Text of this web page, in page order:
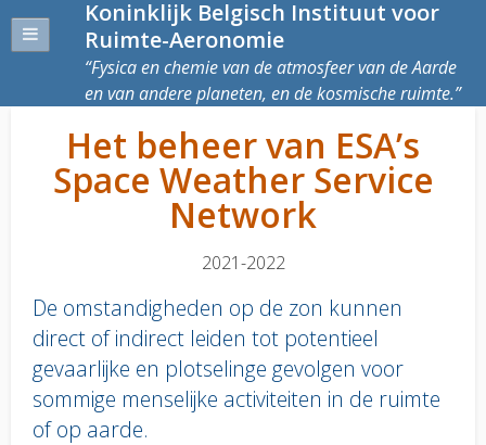
Koninklijk Belgisch Instituut voor
Ruimte-Aeronomie
Fysica en chemie van de atmosfeer van de Aarde
en van andere planeten, en de kosmische ruimte.
Het beheer van ESA’s
Space Weather Service
Network
2021-2022
De omstandigheden op de zon kunnen
direct of indirect leiden tot potentieel
gevaarlijke en plotselinge gevolgen voor
sommige menselijke activiteiten in de ruimte
of op aarde.